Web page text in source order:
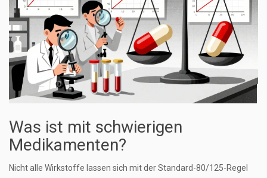
Was ist mit schwierigen
Medikamenten?
Nicht alle Wirkstoffe lassen sich mit der Standard-80/125-Regel